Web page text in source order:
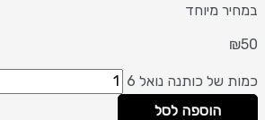
במחיר מיוחד
₪50
כמות של כותנה נואל 6
הוספה לסל